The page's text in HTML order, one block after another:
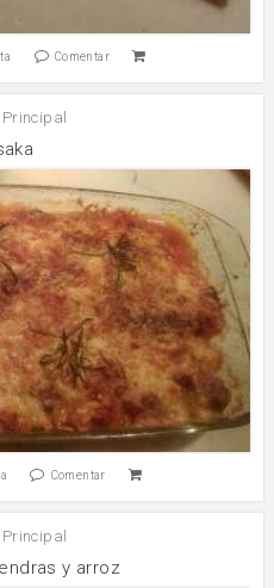
Comentar
Comentar
y arroz